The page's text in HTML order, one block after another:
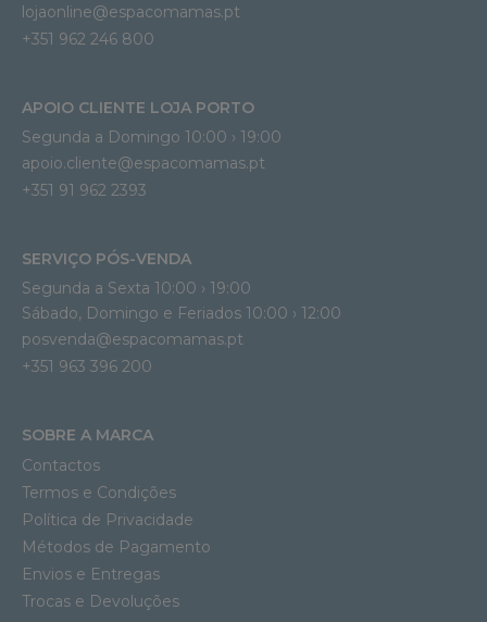
lojaonline@espacomamas.pt
+351 962 246 800
APOIO CLIENTE LOJA PORTO
Segunda a Domingo 10:00 › 19:00
apoio.cliente@espacomamas.pt
+351 91 962 2393
SERVIÇO PÓS-VENDA
Segunda a Sexta 10:00 › 19:00
Sábado, Domingo e Feriados 10:00 › 12:00
posvenda@espacomamas.pt
+351 963 396 200
SOBRE A MARCA
Contactos
Termos e Condições
Política de Privacidade
Métodos de Pagamento
Envios e Entregas
Trocas e Devoluções